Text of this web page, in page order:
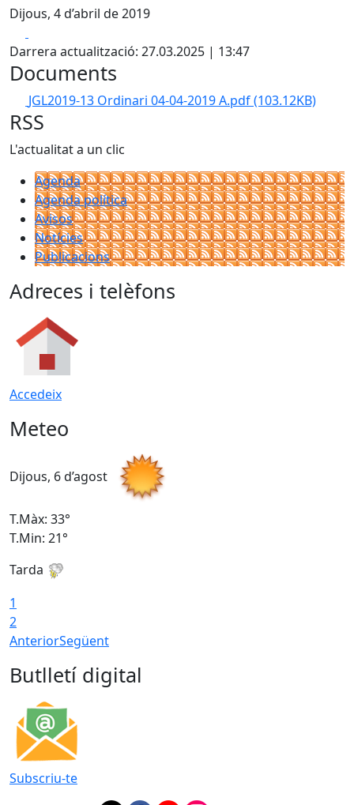
Dijous, 4 d’abril de 2019
Darrera actualització: 27.03.2025 | 13:47
Documents
JGL2019-13 Ordinari 04-04-2019 A.pdf(103.12KB)
RSS
L'actualitat a un clic
Agenda
Agenda política
Avisos
Notícies
Publicacions
Adreces i telèfons
Accedeix
Meteo
Dijous, 6 d’agost
T.Màx: 33°
T.Min: 21°
Tarda
1
2
AnteriorSegüent
Butlletí digital
Subscriu-te